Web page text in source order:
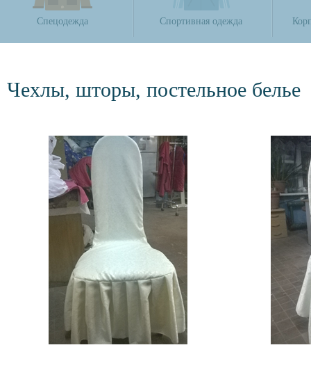
Спецодежда Спортивная одежда
Чехлы, шторы, постельное белье